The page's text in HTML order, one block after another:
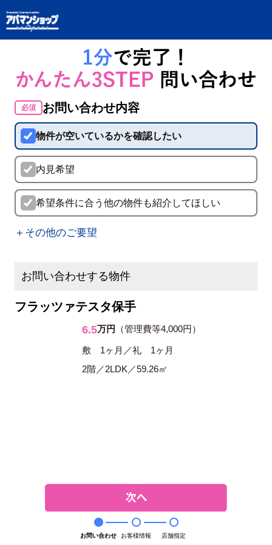
必須 お問い合わせ内容
物件が空いているかを確認したい
内見希望
希望条件に合う他の物件も紹介してほしい
＋その他のご要望
お問い合わせする物件
フラッツァテスタ保手
6.5万円 （管理費等4,000円）
敷 1ヶ月／礼 1ヶ月
2階／2LDK／59.26㎡
お問い合わせ お客様情報 店舗指定